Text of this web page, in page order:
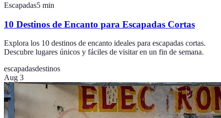
Escapadas5 min
10 Destinos de Encanto para Escapadas Cortas
Explora los 10 destinos de encanto ideales para escapadas cortas.
Descubre lugares únicos y fáciles de visitar en un fin de semana.
escapadasdestinos
Aug 3